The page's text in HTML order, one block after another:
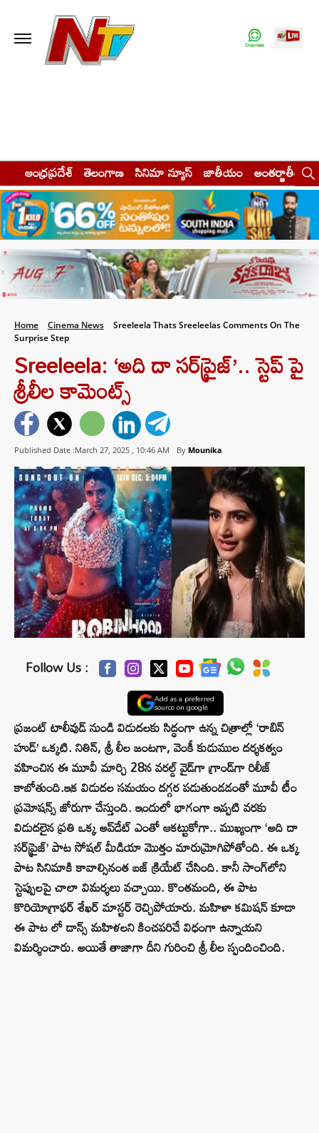
ఆంధ్రప్రదేశ్ తెలంగాణ సినిమా న్యూస్ జాతీయం అంతర్జాతీయం
Home Cinema News
Sreeleela Thats Sreeleelas Comments On The
Surprise Step
Sreeleela: ‘అది దా సర్‌ప్రైజ్‌’.. స్టెప్ పై
శ్రీలీల కామెంట్స్
Published Date :March 27, 2025 , 10:46 AM By Mounika
Follow Us :
Add as a preferred
source on google
ప్రజంట్ టాలీవుడ్ నుండి విడుదలకు సిద్ధంగా ఉన్న చిత్రాల్లో ‘రాబిన్
హుడ్’ ఒక్కటి. నితిన్, శ్రీ లీల జంటగా, వెంకీ కుడుముల దర్శకత్వం
వహించిన ఈ మూవీ మార్చి 28న వరల్డ్ వైడ్‌గా గ్రాండ్‌గా రిలీజ్
కాబోతుంది.ఇక విడుదల సమయం దగ్గర పడుతుండడంతో మూవీ టీం
ప్రమోషన్స్ జోరుగా చేస్తుంది. ఇందులో భాగంగా ఇప్పటి వరకు
విడుదలైన ప్రతి ఒక్క అప్‌డేట్ ఎంతో ఆకట్టుకోగా.. ముఖ్యంగా ‘అది దా
సర్‌ప్రైజ్‌’ పాట సోషల్ మీడియా మొత్తం మారుమ్రోగిపోతోంది. ఈ ఒక్క
పాట సినిమాకి కావాల్సినంత బజ్ క్రియేట్ చేసింది. కానీ సాంగ్‌లోని
స్టెప్పులపై చాలా విమర్శలు వచ్చాయి. కొంతమంది, ఈ పాట
కొరియోగ్రాఫర్ శేఖర్ మాస్టర్ రెచ్చిపోయారు. మహిళా కమిషన్ కూడా
ఈ పాట లో డాన్స్ మహిళలని కించపరిచే విధంగా ఉన్నాయని
విమర్శించారు. అయితే తాజాగా దీని గురించి శ్రీ లీల స్పందించింది.